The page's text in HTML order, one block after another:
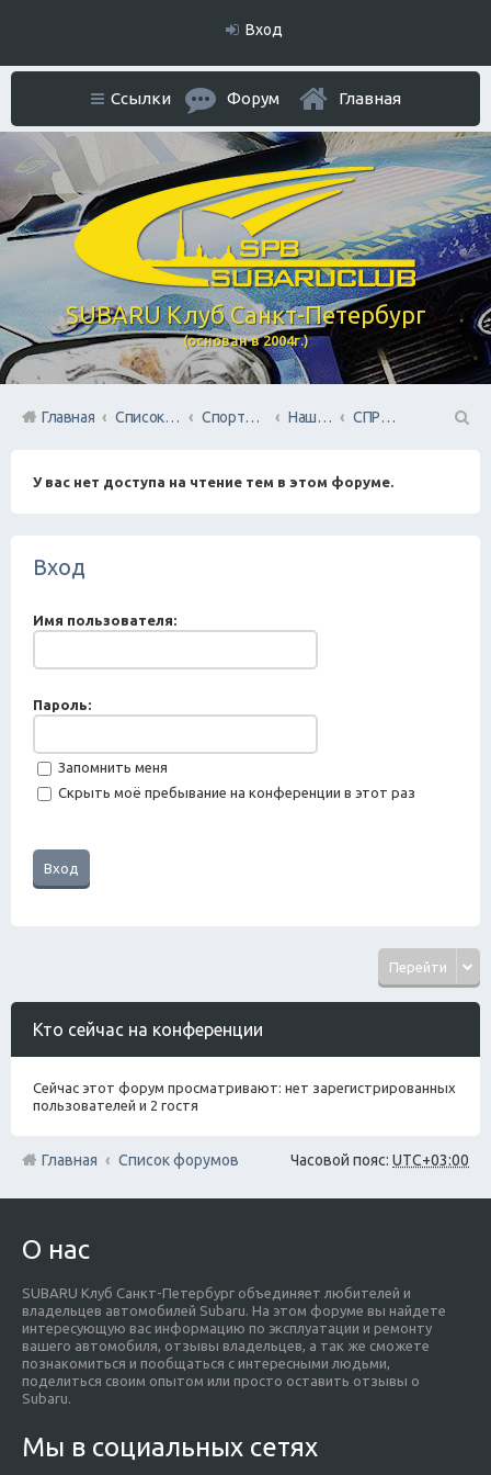
Вход
SUBARU Клуб Санкт-Петербург
(основан в 2004г.)
Ссылки Форум Главная
Главная Список форумов Спортивный раздел Наша команда SUBARU TEAM SPB
СПРИНТ
У вас нет доступа на чтение тем в этом форуме.
Вход
Имя пользователя:
Пароль:
Запомнить меня
Скрыть моё пребывание на конференции в этот раз
Перейти
Кто сейчас на конференции
Сейчас этот форум просматривают: нет зарегистрированных
пользователей и 2 гостя
Часовой пояс: UTC+03:00
Главная Список форумов
О нас
SUBARU Клуб Санкт-Петербург объединяет любителей и
владельцев автомобилей Subaru. На этом форуме вы найдете
интересующую вас информацию по эксплуатации и ремонту
вашего автомобиля, отзывы владельцев, а так же сможете
познакомиться и пообщаться с интересными людьми,
поделиться своим опытом или просто оставить отзывы о
Subaru.
Мы в социальных сетях